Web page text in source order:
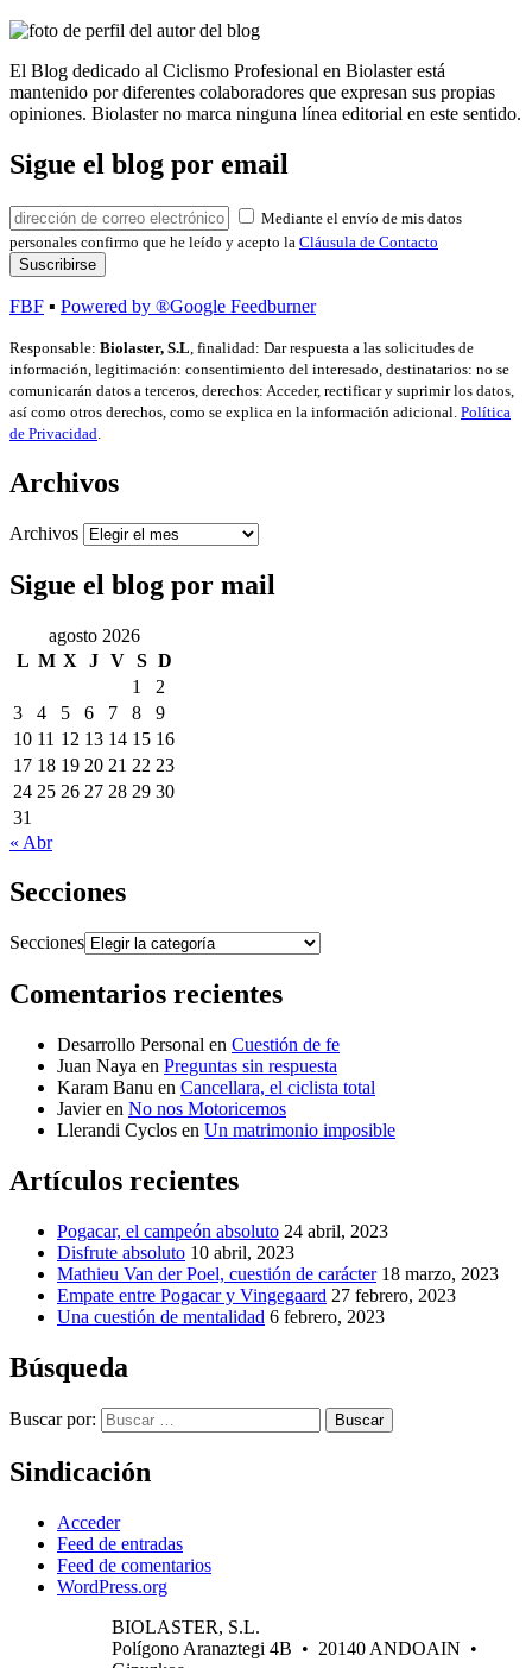
El Blog dedicado al Ciclismo Profesional en Biolaster está
mantenido por diferentes colaboradores que expresan sus propias
opiniones. Biolaster no marca ninguna línea editorial en este sentido.
Sigue el blog por email
Mediante el envío de mis datos
personales confirmo que he leído y acepto la Cláusula de Contacto
FBF ▪ Powered by ®Google Feedburner
Responsable: Biolaster, S.L , finalidad: Dar respuesta a las solicitudes de
información, legitimación: consentimiento del interesado, destinatarios: no se
comunicarán datos a terceros, derechos: Acceder, rectificar y suprimir los datos,
así como otros derechos, como se explica en la información adicional. Política
de Privacidad
Archivos
Archivos
Sigue el blog por mail
agosto 2026
L M X J V S D
1
2
3
4 5 6 7 8
9
10 11 12 13 14 15 16
17 18 19 20 21 22 23
24 25 26 27 28 29 30
31
« Abr
Secciones
Secciones
Comentarios recientes
Desarrollo Personal en Cuestión de fe
Juan Naya en Preguntas sin respuesta
Karam Banu en Cancellara, el ciclista total
Javieren No nos Motoricemos
Llerandi Cyclos en Un matrimonio imposible
Artículos recientes
Pogacar, el campeón absoluto 24 abril, 2023
Disfrute absoluto 10 abril, 2023
Mathieu Van der Poel, cuestión de carácter 18 marzo, 2023
Empate entre Pogacar y Vingegaard 27 febrero, 2023
Una cuestión de mentalidad 6 febrero, 2023
Búsqueda
Buscar por: Buscar
Sindicación
Acceder
Feed de entradas
Feed de comentarios
WordPress.org
BIOLASTER, S.L.
Polígono Aranaztegi 4B • 20140 ANDOAIN •